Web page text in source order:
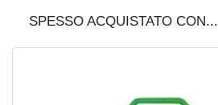
SPESSO ACQUISTATO CON...